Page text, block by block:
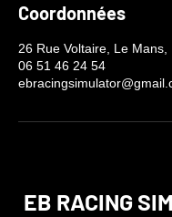
Coordonnées
26 Rue Voltaire, Le Mans,
06 51 46 24 54
EB RACING